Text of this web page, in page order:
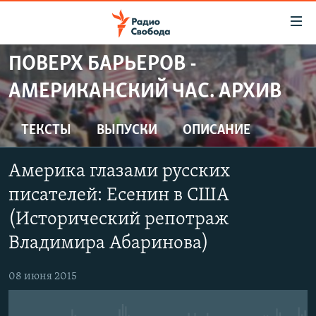
упрощенного
доступа
Вернуться
к
основному
Вернутся
главной
навигации
Вернутся
поиску
ПРОГРАММЫ
ПОДКАСТЫ
АВТОРСКИЕ ПРОЕКТЫ
ЦИТАТЫ СВОБОДЫ
МНЕНИЯ
КУЛЬТУРА
IDEL.РЕАЛИИ
КАВКАЗ.РЕАЛИИ
СЕВЕР.РЕАЛИИ
ПОВЕРХ БАРЬЕРОВ -
АМЕРИКАНСКИЙ ЧАС. АРХИВ
ТЕКСТЫ ВЫПУСКИ ОПИСАНИЕ
Америка глазами русских
писателей: Есенин в США
(Исторический репотраж
Владимира Абаринова)
08 июня 2015